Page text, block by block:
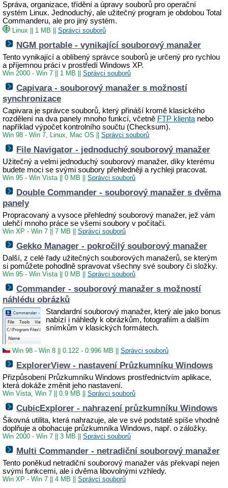
Správa, organizace, třídění a úpravy souborů pro operační
systém Linux. Jednoduchý, ale užitečný program je obdobou Total
Commanderu, ale pro jiný systém.
Linux 1 MB Správci souborů
NGM portable - vynikající souborový manažer
Tento vynikající a oblíbený správce souborů je určený pro rychlou
a příjemnou práci v prostředí Windows XP.
Win 2000 - Win 7 1 MB Správci souborů
Capivara - souborový manažer s možností
synchronizace
Capivara je správce souborů, který přináší kromě klasického
rozdělení na dva panely mnoho funkcí, včetně FTP klienta nebo
například výpočet kontrolního součtu (Checksum).
Win 98 - Win 7, Linux, Mac OS Správci souborů
File Navigator - jednoduchý souborový manažer
Užitečný a velmi jednoduchý souborový manažer, díky kterému
budete moci se svými soubory přehledněji a rychleji pracovat.
Win 95 - Win Vista|| 0 MB Správci souborů
Double Commander - souborový manažer s dvěma
panely
Propracovaný a vysoce přehledný souborový manažer, jež vám
ulehčí mnoho práce se všemi soubory v počítači.
Win XP - Win 7 7 MB Správci souborů
Gekko Manager - pokročilý souborový manažer
Další, z celé řady užitečných souborových manažerů, se kterým
si pomůžete pohodlně spravovat všechny své soubory či složky.
Win 95 - Win Vista|| 0 MB Správci souborů
Commander - souborový manažer s možností
náhlédu obrázků
Standardní souborový manažer, který ale jako bonus
nabízí i náhledy k obrázkům, fotografiím a dalším
snímkům v klasických formátech.
Win 98 - Win 8 0.122 - 0.996 MB Správci souborů
ExplorerView - nastavení Průzkumníku Windows
Přizpůsobení Průzkumníku Windows prostřednictvím aplikace,
která dokáže změnit jeho nastavení.
Win Vista, Win 7 0.9 MB Správci souborů
CubicExplorer - nahrazení průzkumníku Windows
Šikovná utilita, která nahrazuje, ale ve své podstatě spíše vhodně
doplňuje a obohacuje průzkumníka Windows, např. o záložky.
Win 2000 - Win 7 3 MB Správci souborů
Multi Commander - netradiční souborový manažer
Tento poněkud netradiční souborový manažer vás překvapí nejen
svými funkcemi, ale i dvěma libovolnými vzhledy.
Win XP - Win 7 4 MB Správci souborů